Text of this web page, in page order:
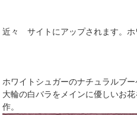
近々 サイトにアップされます。ホ
ホワイトシュガーのナチュラルブ
大輪の白バラをメインに優しいお
作。